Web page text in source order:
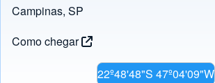
Campinas, SP
Como chegar
22º48'48"S 47º04'09"W